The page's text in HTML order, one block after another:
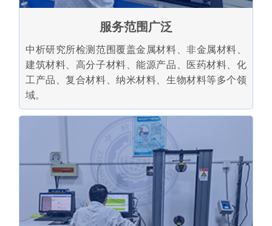
服务范围广泛
中析研究所检测范围覆盖金属材料、非金属材料、
建筑材料、高分子材料、能源产品、医药材料、化
工产品、复合材料、纳米材料、生物材料等多个领
域。